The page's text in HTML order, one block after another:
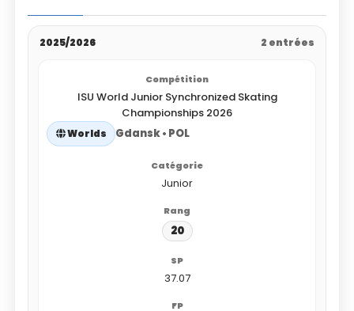
2025/2026 2 entrées
ISU World Junior Synchronized Skating
Championships 2026
Worlds Gdansk • POL
Junior
20
37.07